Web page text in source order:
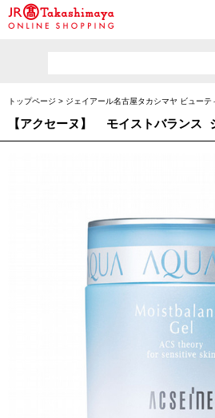
トップページ > ジェイアール名古屋タカシマヤ ビューテ
【アクセーヌ】 モイストバランス